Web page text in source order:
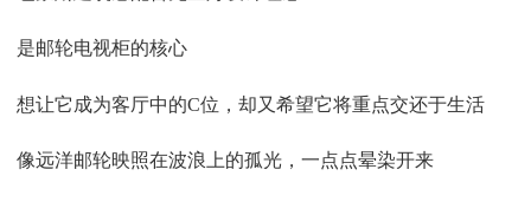
是邮轮电视柜的核心
想让它成为客厅中的C位，却又希望它将重点交还于生活
像远洋邮轮映照在波浪上的孤光，一点点晕染开来